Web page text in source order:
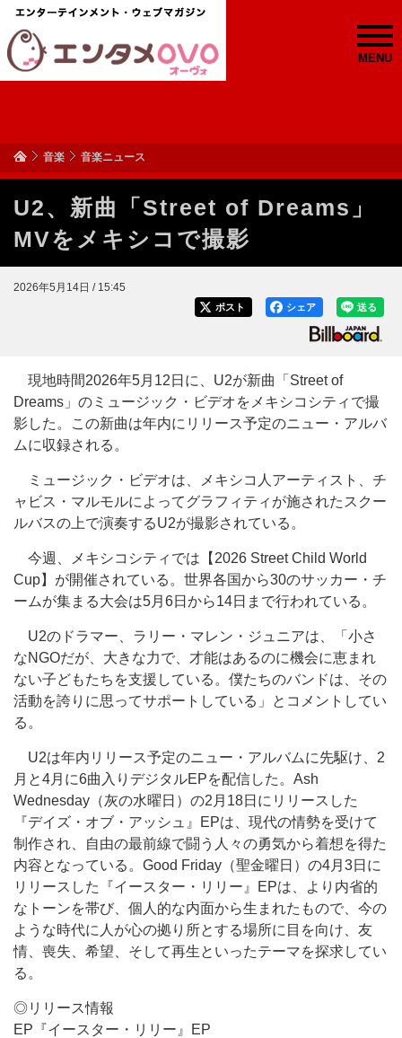
MENU
音楽 音楽ニュース
U2、新曲「Street of Dreams」
MVをメキシコで撮影
2026年5月14日 / 15:45
送る
シェア
ポスト
現地時間2026年5月12日に、U2が新曲「Street of
Dreams」のミュージック・ビデオをメキシコシティで撮
影した。この新曲は年内にリリース予定のニュー・アルバ
ムに収録される。
ミュージック・ビデオは、メキシコ人アーティスト、チ
ャビス・マルモルによってグラフィティが施されたスクー
ルバスの上で演奏するU2が撮影されている。
今週、メキシコシティでは【2026 Street Child World
Cup】が開催されている。世界各国から30のサッカー・チ
ームが集まる大会は5月6日から14日まで行われている。
U2のドラマー、ラリー・マレン・ジュニアは、「小さ
なNGOだが、大きな力で、才能はあるのに機会に恵まれ
ない子どもたちを支援している。僕たちのバンドは、その
活動を誇りに思ってサポートしている」とコメントしてい
る。
U2は年内リリース予定のニュー・アルバムに先駆け、2
月と4月に6曲入りデジタルEPを配信した。Ash
Wednesday（灰の水曜日）の2月18日にリリースした
『デイズ・オブ・アッシュ』EPは、現代の情勢を受けて
制作され、自由の最前線で闘う人々の勇気から着想を得た
内容となっている。Good Friday（聖金曜日）の4月3日に
リリースした『イースター・リリー』EPは、より内省的
なトーンを帯び、個人的な内面から生まれたもので、今の
ような時代に人が心の拠り所とする場所に目を向け、友
情、喪失、希望、そして再生といったテーマを探求してい
る。
◎リリース情報
EP『イースター・リリー』EP